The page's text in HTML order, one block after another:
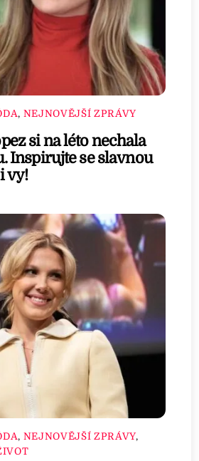
, NEJNOVĚJŠÍ ZPRÁVY
si na léto nechala
Inspirujte se slavnou
vy!
, NEJNOVĚJŠÍ ZPRÁVY,